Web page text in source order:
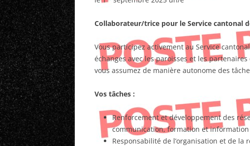
Collaborateur/trice pour le Service cantonal
Vous participez activement au Service
échanges avec les paroisses et les
vous assumez de manière autonome des
Vos tâches :
Renforcement et développement des
communication, formation et
Responsabilité de l’organisation et de la